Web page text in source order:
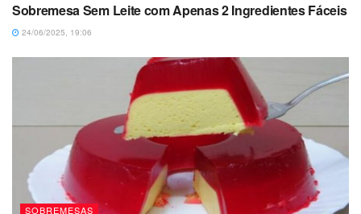
Sobremesa Sem Leite com Apenas 2 Ingredientes Fáceis
24/06/2025, 19:06
SOBREMESAS